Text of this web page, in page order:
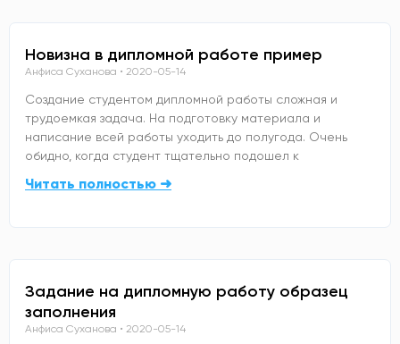
Новизна в дипломной работе пример
Анфиса Суханова 2020-05-14
Создание студентом дипломной работы сложная и
трудоемкая задача. На подготовку материала и
написание всей работы уходить до полугода. Очень
обидно, когда студент тщательно подошел к
Читать полностью ➜
Задание на дипломную работу образец
заполнения
Анфиса Суханова 2020-05-14